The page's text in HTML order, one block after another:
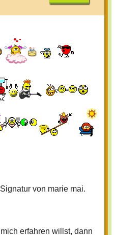
von marie mai.
erfahren willst, dann